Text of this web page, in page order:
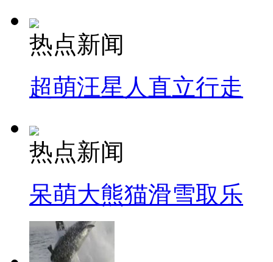
热点新闻
超萌汪星人直立行走
热点新闻
呆萌大熊猫滑雪取乐